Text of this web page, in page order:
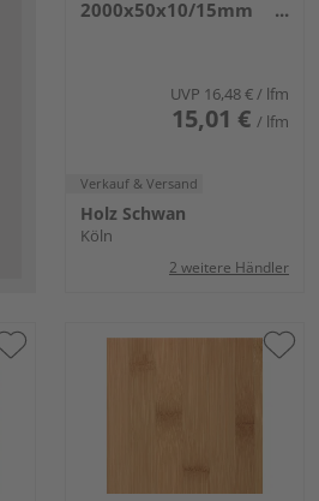
2000x50x10/15mm
UVP 16,48 €/ lfm
15,01 € / lfm
Verkauf & Versand
Holz Schwan
Köln
2 weitere Händler